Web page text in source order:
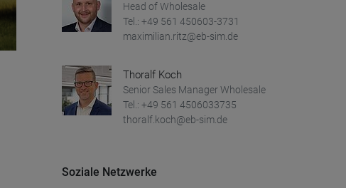
Head of Wholesale
Tel.: +49 561 450603-3731
maximilian.ritz@eb-sim.de
Thoralf Koch
Senior Sales Manager Wholesale
Tel.: +49 561 4506033735
thoralf.koch@eb-sim.de
Soziale Netzwerke